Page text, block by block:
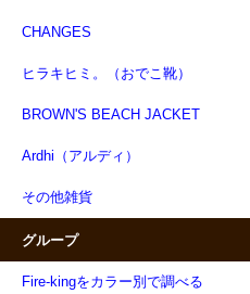
CHANGES
ヒラキヒミ。（おでこ靴）
BROWN'S BEACH JACKET
Ardhi（アルディ）
その他雑貨
グループ
Fire-kingをカラー別で調べる